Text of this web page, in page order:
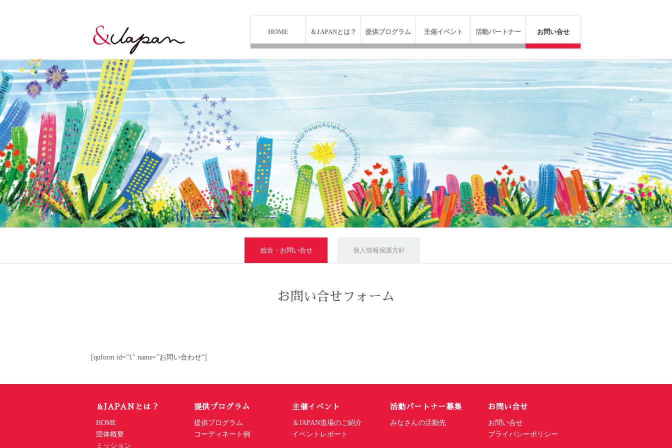
HOME ＆JAPANとは？ 提供プログラム 主催イベント 活動パートナー お問い合せ
総合・お問い合せ 個人情報保護方針
お問い合せフォーム
[quform id=”1″ name=”お問い合わせ”]
＆JAPANとは？
HOME
団体概要
ミッション
提供プログラム
提供プログラム
コーディネート例
主催イベント
＆JAPAN道場のご紹介
イベントレポート
活動パートナー募集
みなさんの活動先
お問い合せ
お問い合せ
プライバシーポリシー